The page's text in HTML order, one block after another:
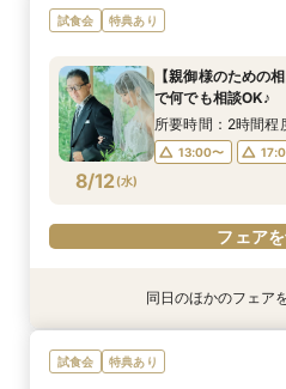
8/11( 火)
【親御様のための
で何でも相談OK♪
13:00〜
8/11( 火)
【1軒目･初見学に
ス無料試食付★1st
9:00〜
14:00〜
8/11( 火)
≪ペットと一緒の
上質邸宅を貸切＊
9:00〜
14:00〜
8/11( 火)
≪ペットと一緒の
上質邸宅を貸切＊
9:00〜
14:00〜
8/11( 火)
タイパ重視◎【ス
ン案内&見積り相談
11:00〜
8/11( 火)
【少人数で森の邸
るNEW会場×美食で
9:00〜
14:00〜
8/11( 火)
【熊本初★ミキハウ
場】安心の6大優待
所要時間：3時間程
14:00〜
8/11( 火)
残▲＼*8月お盆
食付き＆自然溢れ
所要時間：3時間程
14:00〜
試食会 特典あり
8/12(水)
【親御様のための
で何でも相談OK♪
所要時間：2時間程
13:00〜
フェア
衣装試着 特典あり
【熊本初★ミキハウ
場】安心の6大優待
タイパ重視◎【ス
ン案内&見積り相談
衣装試着 特典あり
【1軒目･初見学に
ス無料試食付★1st
衣装試着 特典あり
お盆SP《熊本県★
半額特典＆緑溢れ
同日のほかのフェア
試食会 特典あり